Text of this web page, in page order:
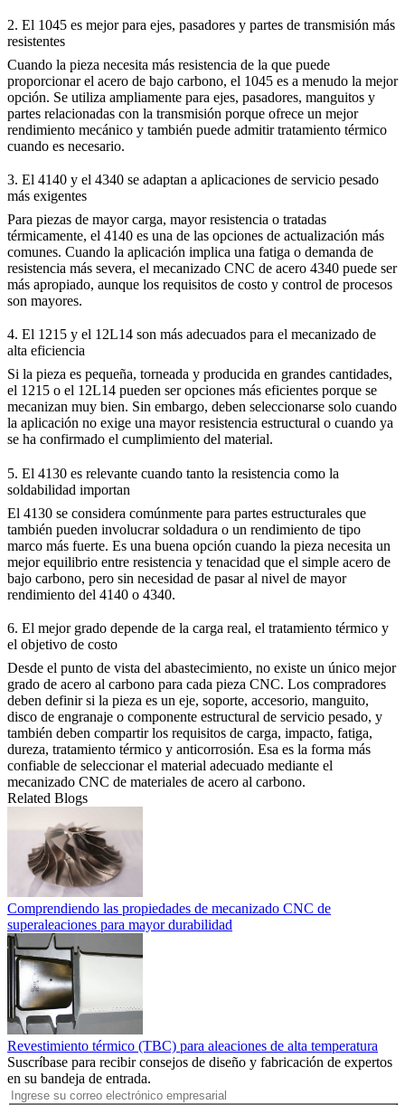
2. El 1045 es mejor para ejes, pasadores y partes de transmisión más
resistentes
Cuando la pieza necesita más resistencia de la que puede
proporcionar el acero de bajo carbono, el 1045 es a menudo la mejor
opción. Se utiliza ampliamente para ejes, pasadores, manguitos y
partes relacionadas con la transmisión porque ofrece un mejor
rendimiento mecánico y también puede admitir tratamiento térmico
cuando es necesario.
3. El 4140 y el 4340 se adaptan a aplicaciones de servicio pesado
más exigentes
Para piezas de mayor carga, mayor resistencia o tratadas
térmicamente, el 4140 es una de las opciones de actualización más
comunes. Cuando la aplicación implica una fatiga o demanda de
resistencia más severa, el mecanizado CNC de acero 4340 puede ser
más apropiado, aunque los requisitos de costo y control de procesos
son mayores.
4. El 1215 y el 12L14 son más adecuados para el mecanizado de
alta eficiencia
Si la pieza es pequeña, torneada y producida en grandes cantidades,
el 1215 o el 12L14 pueden ser opciones más eficientes porque se
mecanizan muy bien. Sin embargo, deben seleccionarse solo cuando
la aplicación no exige una mayor resistencia estructural o cuando ya
se ha confirmado el cumplimiento del material.
5. El 4130 es relevante cuando tanto la resistencia como la
soldabilidad importan
El 4130 se considera comúnmente para partes estructurales que
también pueden involucrar soldadura o un rendimiento de tipo
marco más fuerte. Es una buena opción cuando la pieza necesita un
mejor equilibrio entre resistencia y tenacidad que el simple acero de
bajo carbono, pero sin necesidad de pasar al nivel de mayor
rendimiento del 4140 o 4340.
6. El mejor grado depende de la carga real, el tratamiento térmico y
el objetivo de costo
Desde el punto de vista del abastecimiento, no existe un único mejor
grado de acero al carbono para cada pieza CNC. Los compradores
deben definir si la pieza es un eje, soporte, accesorio, manguito,
disco de engranaje o componente estructural de servicio pesado, y
también deben compartir los requisitos de carga, impacto, fatiga,
dureza, tratamiento térmico y anticorrosión. Esa es la forma más
confiable de seleccionar el material adecuado mediante el
mecanizado CNC de materiales de acero al carbono.
Related Blogs
Comprendiendo las propiedades de mecanizado CNC de
superaleaciones para mayor durabilidad
Revestimiento térmico (TBC) para aleaciones de alta temperatura
Suscríbase para recibir consejos de diseño y fabricación de expertos
en su bandeja de entrada.